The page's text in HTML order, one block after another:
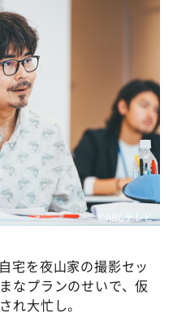
©️ABCテレビ
宅を夜山家の撮影セッ
なプランのせいで、仮
れ大忙し。